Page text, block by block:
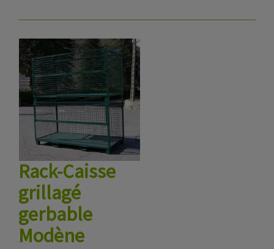
Rack-Caisse
grillagé
gerbable
Modène